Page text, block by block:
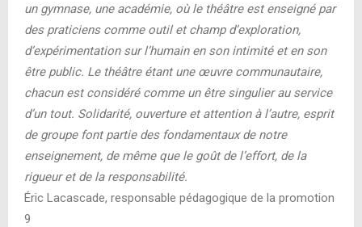
un gymnase, une académie, où le théâtre est enseigné par
des praticiens comme outil et champ d’exploration,
d’expérimentation sur l’humain en son intimité et en son
être public. Le théâtre étant une œuvre communautaire,
chacun est considéré comme un être singulier au service
d’un tout. Solidarité, ouverture et attention à l’autre, esprit
de groupe font partie des fondamentaux de notre
enseignement, de même que le goût de l’effort, de la
rigueur et de la responsabilité.
Éric Lacascade, responsable pédagogique de la promotion
9